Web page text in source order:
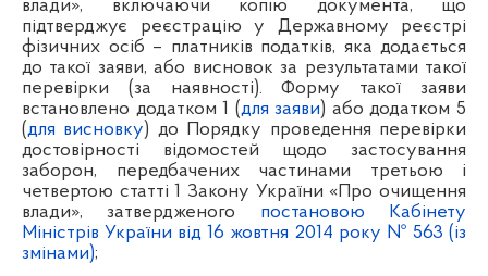
влади», включаючи копію документа, що
підтверджує реєстрацію у Державному реєстрі
фізичних осіб – платників податків, яка додається
до такої заяви, або висновок за результатами такої
перевірки (за наявності). Форму такої заяви
встановлено додатком 1 (для заяви) або додатком 5
(для висновку) до Порядку проведення перевірки
достовірності відомостей щодо застосування
заборон, передбачених частинами третьою і
четвертою статті 1 Закону України «Про очищення
влади», затвердженого постановою Кабінету
Міністрів України від 16 жовтня 2014 року № 563 (із
змінами);